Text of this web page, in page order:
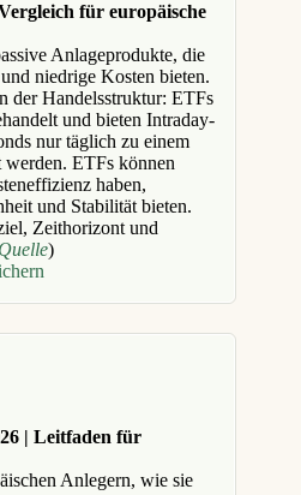
für europäische
Anlageprodukte, die
niedrige Kosten bieten.
der Handelsstruktur: ETFs
und bieten Intraday-
nur täglich zu einem
werden. ETFs können
haben,
und Stabilität bieten.
Zeithorizont und
Quelle)
| Leitfaden für
Anlegern, wie sie